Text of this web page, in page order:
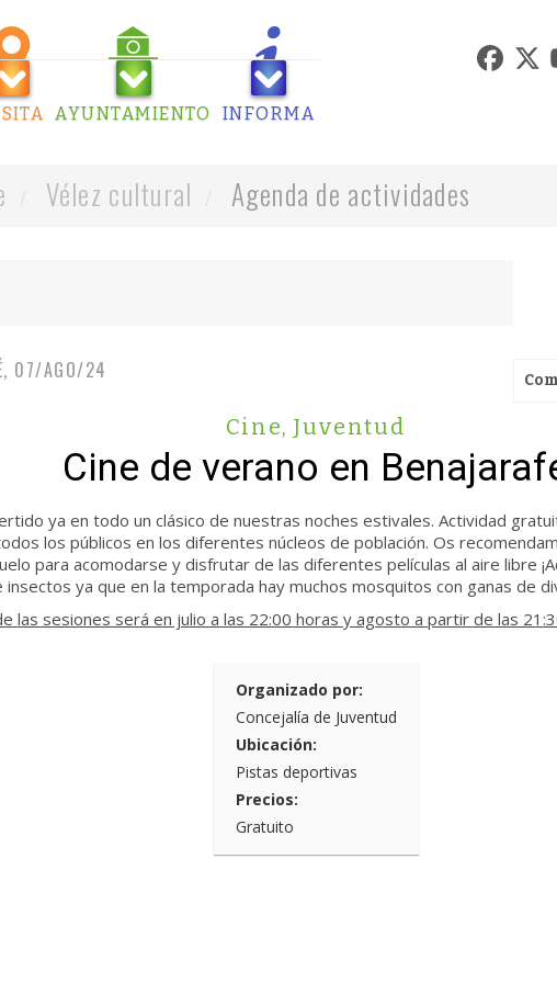
AYUNTAMIENTO INFORMA
Vélez cultural Agenda de actividades
07/AGO/24
Cine, Juventud
Cine de verano en
ya en todo un clásico de nuestras noches estivales. Actividad
los públicos en los diferentes núcleos de población. Os
para acomodarse y disfrutar de las diferentes películas al aire libre
ya que en la temporada hay muchos mosquitos con ganas de
las sesiones será en julio a las 22:00 horas y agosto a partir de las
Organizado por:
Concejalía de Juventud
Ubicación:
Pistas deportivas
Precios:
Gratuito